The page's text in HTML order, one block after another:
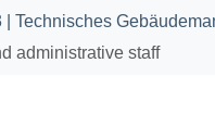
| Technisches
administrative staff